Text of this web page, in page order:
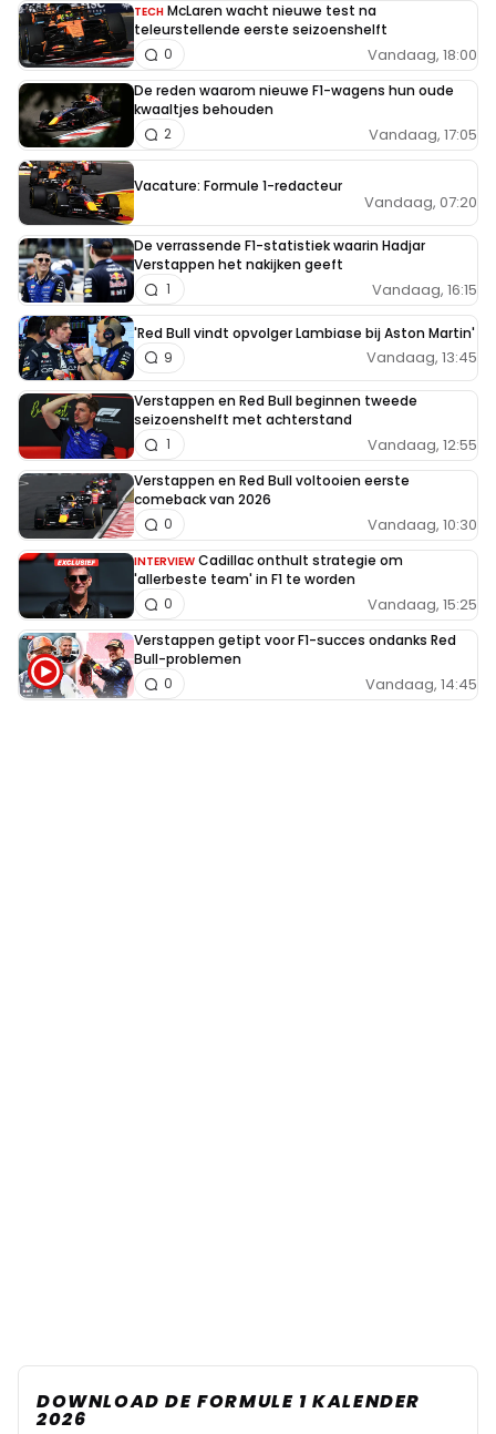
TECH McLaren wacht nieuwe test na
teleurstellende eerste seizoenshelft
Vandaag, 18:00
0
De reden waarom nieuwe F1-wagens hun oude
kwaaltjes behouden
Vandaag, 17:05
2
Vacature: Formule 1-redacteur
Vandaag, 07:20
De verrassende F1-statistiek waarin Hadjar
Verstappen het nakijken geeft
Vandaag, 16:15
1
'Red Bull vindt opvolger Lambiase bij Aston Martin'
Vandaag, 13:45
9
Verstappen en Red Bull beginnen tweede
seizoenshelft met achterstand
Vandaag, 12:55
1
Verstappen en Red Bull voltooien eerste
comeback van 2026
Vandaag, 10:30
0
INTERVIEW Cadillac onthult strategie om
'allerbeste team' in F1 te worden
Vandaag, 15:25
0
Verstappen getipt voor F1-succes ondanks Red
Bull-problemen
Vandaag, 14:45
0
DOWNLOAD DE FORMULE 1 KALENDER
2026